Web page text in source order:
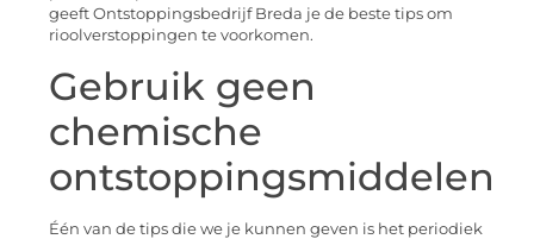
geeft Ontstoppingsbedrijf Breda je de beste tips om
rioolverstoppingen te voorkomen.
Gebruik geen
chemische
ontstoppingsmiddelen
Één van de tips die we je kunnen geven is het periodiek